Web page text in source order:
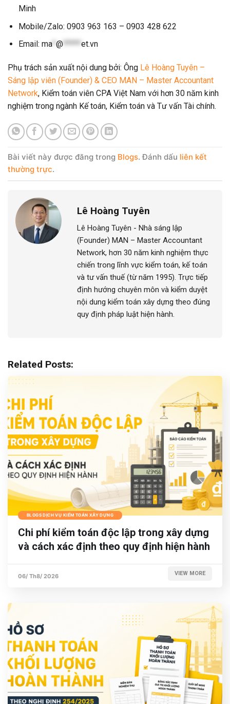
Minh
Mobile/Zalo: 0903 963 163 – 0903 428 622
Email: ma* @*****et.vn
Phụ trách sản xuất nội dung bởi: Ông Lê Hoàng Tuyên –
Sáng lập viên (Founder) & CEO MAN – Master Accountant
Network, Kiểm toán viên CPA Việt Nam với hơn 30 năm kinh
nghiệm trong ngành Kế toán, Kiểm toán và Tư vấn Tài chính.
Bài viết này được đăng trong Blogs. Đánh dấu liên kết
thường trực.
Lê Hoàng Tuyên
Lê Hoàng Tuyên - Nhà sáng lập
(Founder) MAN – Master Accountant
Network, hơn 30 năm kinh nghiệm thực
chiến trong lĩnh vực kiểm toán, kế toán
và tư vấn thuế (từ năm 1995). Trực tiếp
định hướng chuyên môn và kiểm duyệt
nội dung kiểm toán xây dựng theo đúng
quy định pháp luật hiện hành.
Related Posts:
BLOGS DỊCH VỤ KIỂM TOÁN XÂY DỰNG
Chi phí kiểm toán độc lập trong xây dựng
và cách xác định theo quy định hiện hành
06/ Th8/ 2026 VIEW MORE